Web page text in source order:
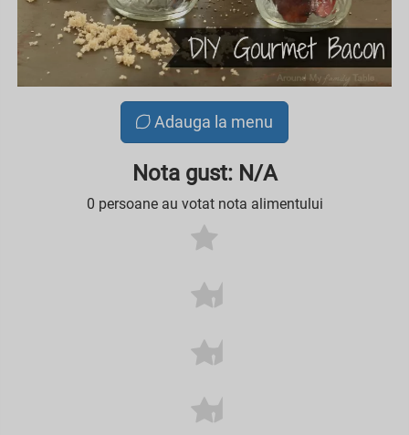
Adauga la menu
Nota gust: N/A
0 persoane au votat nota alimentului